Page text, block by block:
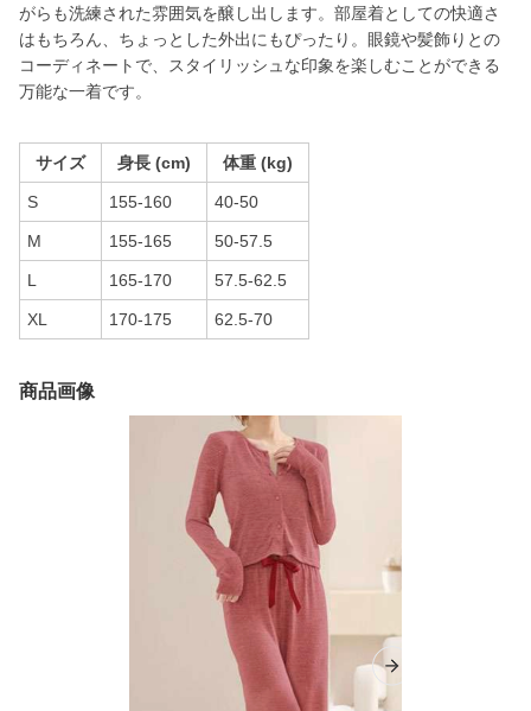
がらも洗練された雰囲気を醸し出します。部屋着としての快適さ
はもちろん、ちょっとした外出にもぴったり。眼鏡や髪飾りとの
コーディネートで、スタイリッシュな印象を楽しむことができる
万能な一着です。
サイズ 身長 (cm) 体重 (kg)
S 155-160 40-50
M 155-165 50-57.5
L 165-170 57.5-62.5
XL 170-175 62.5-70
商品画像